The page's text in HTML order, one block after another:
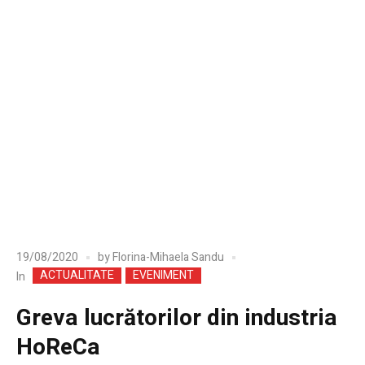
19/08/2020 byFlorina-Mihaela Sandu
In
ACTUALITATE EVENIMENT
Greva lucrătorilor din industria
HoReCa